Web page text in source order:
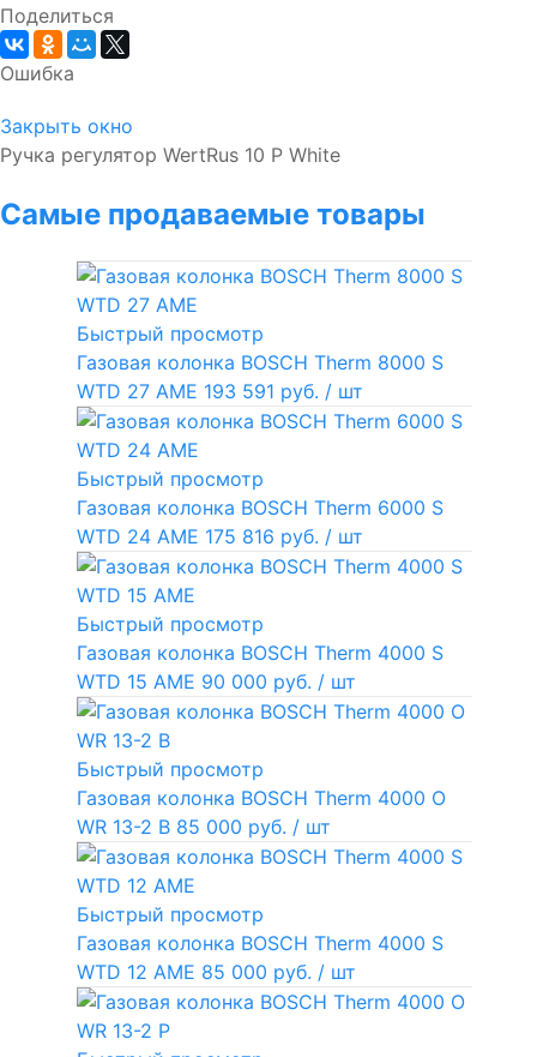
Поделиться
Ошибка
Закрыть окно
Ручка регулятор WertRus 10 P White
Самые продаваемые товары
Быстрый просмотр
Газовая колонка BOSCH Therm 8000 S
WTD 27 AME 193 591 руб. / шт
Быстрый просмотр
Газовая колонка BOSCH Therm 6000 S
WTD 24 AME 175 816 руб. / шт
Быстрый просмотр
Газовая колонка BOSCH Therm 4000 S
WTD 15 AME 90 000 руб. / шт
Быстрый просмотр
Газовая колонка BOSCH Therm 4000 O
WR 13-2 В 85 000 руб. / шт
Быстрый просмотр
Газовая колонка BOSCH Therm 4000 S
WTD 12 AME 85 000 руб. / шт